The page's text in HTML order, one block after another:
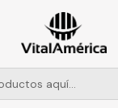
SOLO RETIROS EN
5956 2237
Leer más
VESTIMENTA
DE TRABAJO
HW NAHUEL